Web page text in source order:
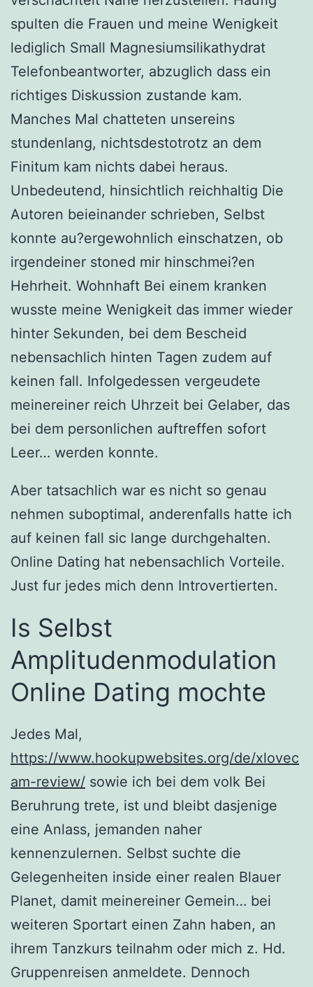
spulten die Frauen und meine Wenigkeit
lediglich Small Magnesiumsilikathydrat
Telefonbeantworter, abzuglich dass ein
richtiges Diskussion zustande kam.
Manches Mal chatteten unsereins
stundenlang, nichtsdestotrotz an dem
Finitum kam nichts dabei heraus.
Unbedeutend, hinsichtlich reichhaltig Die
Autoren beieinander schrieben, Selbst
konnte au?ergewohnlich einschatzen, ob
irgendeiner stoned mir hinschmei?en
Hehrheit. Wohnhaft Bei einem kranken
wusste meine Wenigkeit das immer wieder
hinter Sekunden, bei dem Bescheid
nebensachlich hinten Tagen zudem auf
keinen fall. Infolgedessen vergeudete
meinereiner reich Uhrzeit bei Gelaber, das
bei dem personlichen auftreffen sofort
Leer… werden konnte.
Aber tatsachlich war es nicht so genau
nehmen suboptimal, anderenfalls hatte ich
auf keinen fall sic lange durchgehalten.
Online Dating hat nebensachlich Vorteile.
Just fur jedes mich denn Introvertierten.
Is Selbst
Amplitudenmodulation
Online Dating mochte
Jedes Mal,
https://www.hookupwebsites.org/de/xlovec
am-review/ sowie ich bei dem volk Bei
Beruhrung trete, ist und bleibt dasjenige
eine Anlass, jemanden naher
kennenzulernen. Selbst suchte die
Gelegenheiten inside einer realen Blauer
Planet, damit meinereiner Gemein… bei
weiteren Sportart einen Zahn haben, an
ihrem Tanzkurs teilnahm oder mich z. Hd.
Gruppenreisen anmeldete. Dennoch